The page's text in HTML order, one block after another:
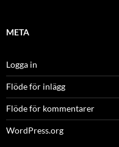
META
Logga in
Flöde för inlägg
Flöde för kommentarer
WordPress.org